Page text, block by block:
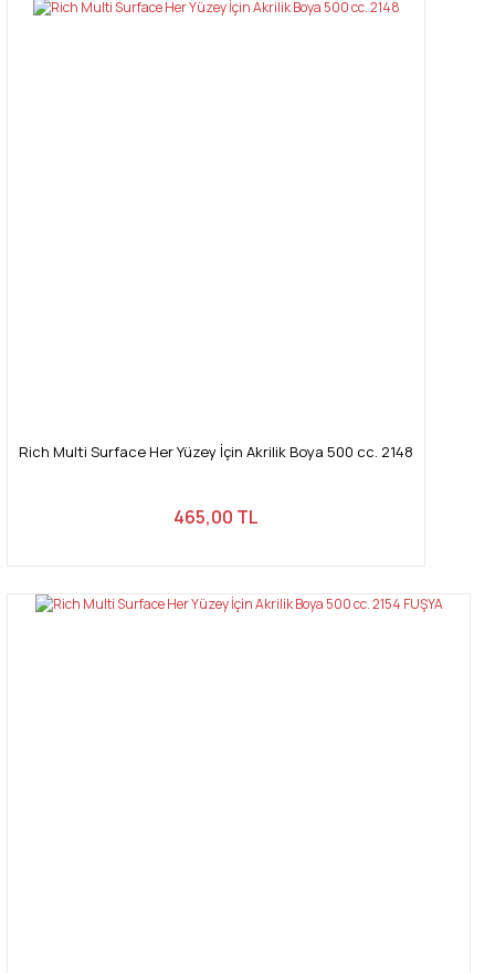
Rich Multi Surface Her Yüzey İçin Akrilik Boya 500 cc. 2148
465,00 TL